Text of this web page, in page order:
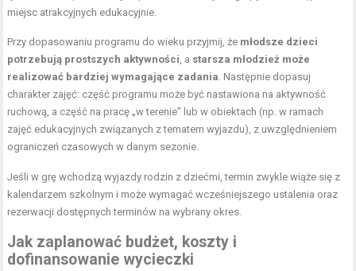
miejsc atrakcyjnych edukacyjnie.
Przy dopasowaniu programu do wieku przyjmij, że młodsze dzieci
potrzebują prostszych aktywności , a starsza młodzież może
realizować bardziej wymagające zadania . Następnie dopasuj
charakter zajęć: część programu może być nastawiona na aktywność
ruchową, a część na pracę „w terenie” lub w obiektach (np. w ramach
zajęć edukacyjnych związanych z tematem wyjazdu), z uwzględnieniem
ograniczeń czasowych w danym sezonie.
Jeśli w grę wchodzą wyjazdy rodzin z dziećmi, termin zwykle wiąże się z
kalendarzem szkolnym i może wymagać wcześniejszego ustalenia oraz
rezerwacji dostępnych terminów na wybrany okres.
Jak zaplanować budżet, koszty i
dofinansowanie wycieczki